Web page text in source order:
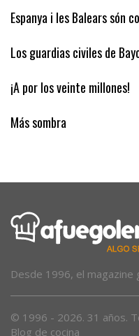
Espanya i les Balears són
Los guardias civiles de
¡A por los veinte millones!
Más sombra
Desde 1996, el
© 1996 - 2026. 31 años.
Blog de cocina